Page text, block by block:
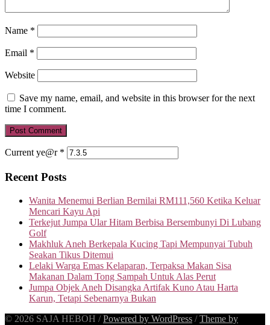
Name *
Email *
Website
Save my name, email, and website in this browser for the next
time I comment.
Current ye@r *
Recent Posts
Wanita Menemui Berlian Bernilai RM111,560 Ketika Keluar
Mencari Kayu Api
Terkejut Jumpa Ular Hitam Berbisa Bersembunyi Di Lubang
Golf
Makhluk Aneh Berkepala Kucing Tapi Mempunyai Tubuh
Seakan Tikus Ditemui
Lelaki Warga Emas Kelaparan, Terpaksa Makan Sisa
Makanan Dalam Tong Sampah Untuk Alas Perut
Jumpa Objek Aneh Disangka Artifak Kuno Atau Harta
Karun, Tetapi Sebenarnya Bukan
© 2026 SAJA HEBOH / Powered by WordPress / Theme by